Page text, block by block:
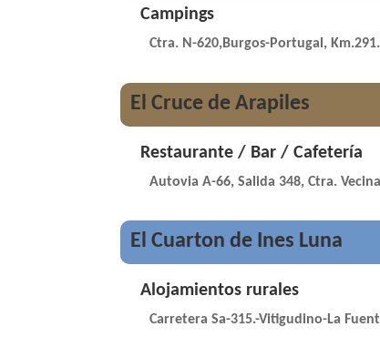
Campings
Ctra. N-620,Burgos-Portugal,
El Cruce de Arapiles
Restaurante / Bar / Cafetería
Autovia A-66, Salida 348, Ctra.
El Cuarton de Ines Luna
Alojamientos rurales
Carretera Sa-315.-Vitigudino-La